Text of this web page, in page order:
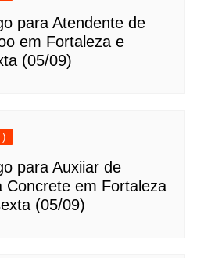
para Atendente de
em Fortaleza e
(05/09)
para Auxiiar de
Concrete em Fortaleza
(05/09)